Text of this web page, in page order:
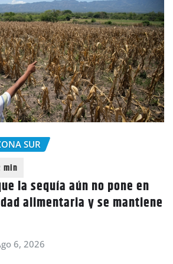
SUR
la sequía aún no pone en
alimentaria y se mantiene
6, 2026